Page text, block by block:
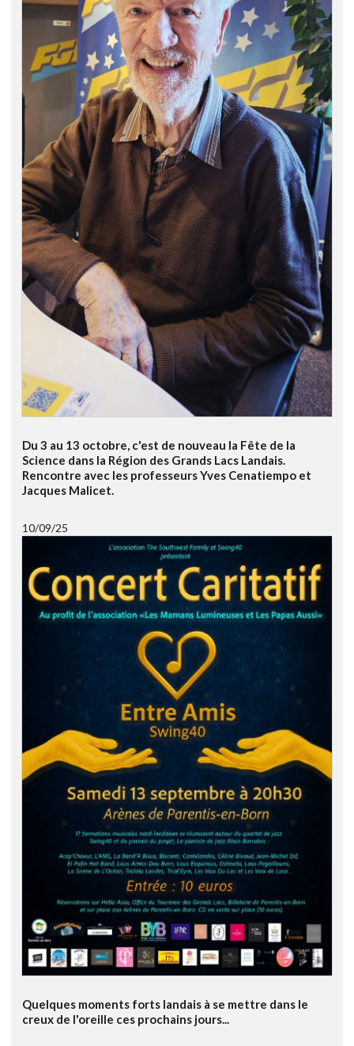
Du 3 au 13 octobre, c'est de nouveau la Fête de la
Science dans la Région des Grands Lacs Landais.
Rencontre avec les professeurs Yves Cenatiempo et
Jacques Malicet.
10/09/25
Quelques moments forts landais à se mettre dans le
creux de l'oreille ces prochains jours...